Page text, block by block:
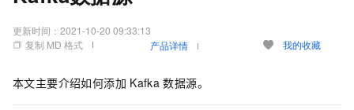
更新时间： 2021-10-20 09:33:13
复制 MD 格式
产品详情 我的收藏
本文主要介绍如何添加 Kafka 数据源。